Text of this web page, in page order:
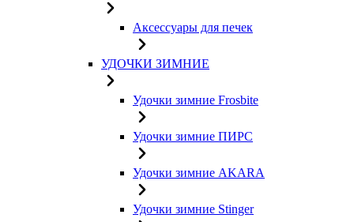
Аксессуары для печек
УДОЧКИ ЗИМНИЕ
Удочки зимние Frosbite
Удочки зимние ПИРС
Удочки зимние AKARA
Удочки зимние Stinger